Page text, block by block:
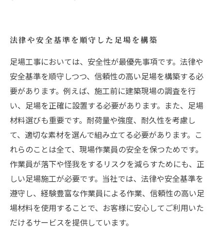
法律や安全基準を順守した足場を構築
足場工事においては、安全性が最優先事項です。法律や
安全基準を順守しつつ、信頼性の高い足場を構築する必
要があります。例えば、施工前に建築現場の調査を行
い、足場を正確に設置する必要があります。また、足場
材料選びも重要です。耐荷量や強度、耐久性を考慮し
て、適切な素材を選んで組み立てる必要があります。こ
れらのことは全て、現場作業員の安全を保つためです。
作業員が落下や怪我をするリスクを減らすためにも、正
しい足場施工が必要です。当社では、法律や安全基準を
遵守し、経験豊富な作業員による作業、信頼性の高い足
場材料を使用することで、お客様に安心してご利用いた
だけるサービスを提供しています。